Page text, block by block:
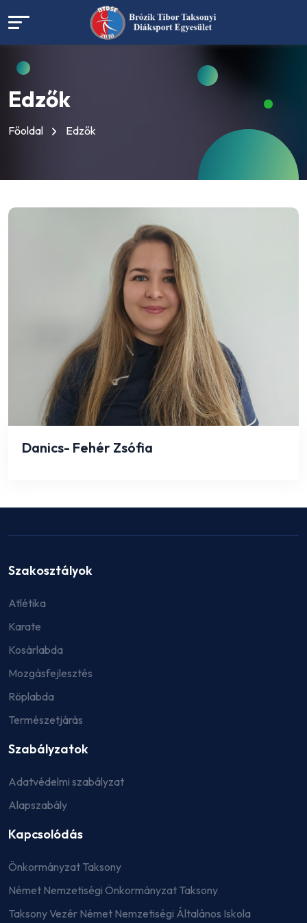
Edzők
Főoldal Edzők
Danics- Fehér Zsófia
Szakosztályok
Atlétika
Karate
Kosárlabda
Mozgásfejlesztés
Röplabda
Természetjárás
Szabályzatok
Adatvédelmi szabályzat
Alapszabály
Kapcsolódás
Önkormányzat Taksony
Német Nemzetiségi Önkormányzat Taksony
Taksony Vezér Német Nemzetiségi Általános Iskola